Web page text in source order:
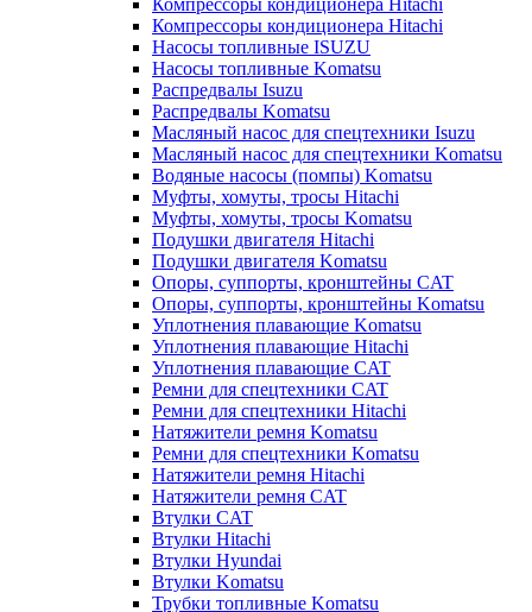
Компрессоры кондиционера Hitachi
Компрессоры кондиционера Hitachi
Насосы топливные ISUZU
Насосы топливные Komatsu
Распредвалы Isuzu
Распредвалы Komatsu
Масляный насос для спецтехники Isuzu
Масляный насос для спецтехники Komatsu
Водяные насосы (помпы) Komatsu
Муфты, хомуты, тросы Hitachi
Муфты, хомуты, тросы Komatsu
Подушки двигателя Hitachi
Подушки двигателя Komatsu
Опоры, суппорты, кронштейны CAT
Опоры, суппорты, кронштейны Komatsu
Уплотнения плавающие Komatsu
Уплотнения плавающие Hitachi
Уплотнения плавающие CAT
Ремни для спецтехники CAT
Ремни для спецтехники Hitachi
Натяжители ремня Komatsu
Ремни для спецтехники Komatsu
Натяжители ремня Hitachi
Натяжители ремня CAT
Втулки CAT
Втулки Hitachi
Втулки Hyundai
Втулки Komatsu
Трубки топливные Komatsu